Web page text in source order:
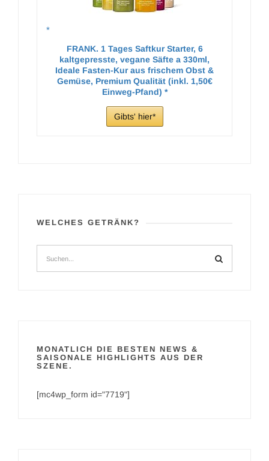
FRANK. 1 Tages Saftkur Starter, 6
kaltgepresste, vegane Säfte a 330ml,
Ideale Fasten-Kur aus frischem Obst &
Gemüse, Premium Qualität (inkl. 1,50€
Einweg-Pfand)
Gibts' hier
WELCHES GETRÄNK?
MONATLICH DIE BESTEN NEWS &
SAISONALE HIGHLIGHTS AUS DER
SZENE.
[mc4wp_form id="7719"]